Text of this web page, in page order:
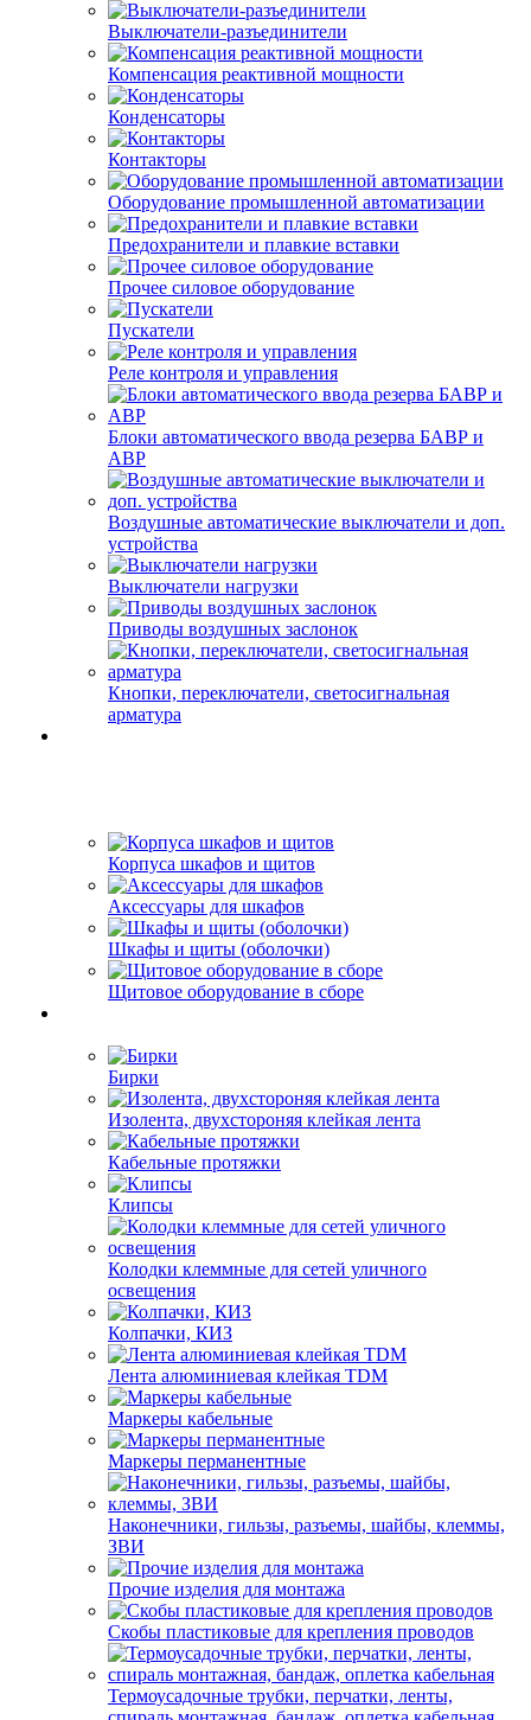
Выключатели-разъединители
Компенсация реактивной мощности
Конденсаторы
Контакторы
Оборудование промышленной автоматизации
Предохранители и плавкие вставки
Прочее силовое оборудование
Пускатели
Реле контроля и управления
Блоки автоматического ввода резерва БАВР и
АВР
Воздушные автоматические выключатели и доп.
устройства
Выключатели нагрузки
Приводы воздушных заслонок
Кнопки, переключатели, светосигнальная
арматура
Корпуса шкафов и щитов
Аксессуары для шкафов
Шкафы и щиты (оболочки)
Щитовое оборудование в сборе
Бирки
Изолента, двухстороняя клейкая лента
Кабельные протяжки
Клипсы
Колодки клеммные для сетей уличного
освещения
Колпачки, КИЗ
Лента алюминиевая клейкая TDM
Маркеры кабельные
Маркеры перманентные
Наконечники, гильзы, разъемы, шайбы, клеммы,
ЗВИ
Прочие изделия для монтажа
Скобы пластиковые для крепления проводов
Термоусадочные трубки, перчатки, ленты,